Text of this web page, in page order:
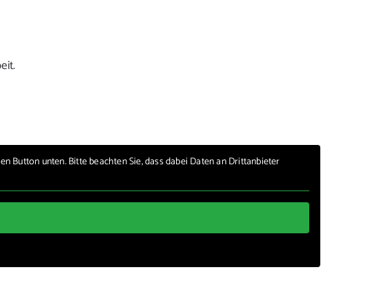
Button unten. Bitte beachten Sie, dass dabei Daten an Drittanbieter